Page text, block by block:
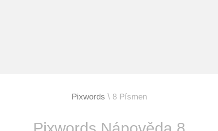
Pixwords 8 Písmen